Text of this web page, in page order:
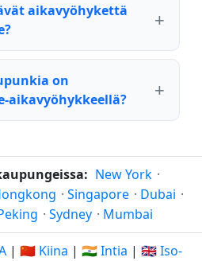
aikavyöhykettä
on
aikavyöhykkeellä?
New York ·
· Singapore · Dubai ·
· Sydney · Mumbai
| 🇨🇳 Kiina | 🇮🇳 Intia | 🇬🇧 Iso-